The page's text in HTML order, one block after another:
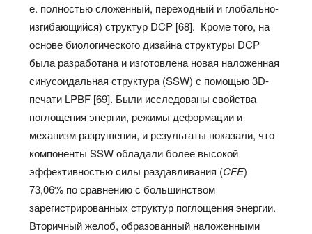
е. полностью сложенный, переходный и глобально-
изгибающийся) структур DCP [68]. Кроме того, на
основе биологического дизайна структуры DCP
была разработана и изготовлена новая наложенная
синусоидальная структура (SSW) с помощью 3D-
печати LPBF [69]. Были исследованы свойства
поглощения энергии, режимы деформации и
механизм разрушения, и результаты показали, что
компоненты SSW обладали более высокой
эффективностью силы раздавливания (CFE)
73,06% по сравнению с большинством
зарегистрированных структур поглощения энергии.
Вторичный желоб, образованный наложенными